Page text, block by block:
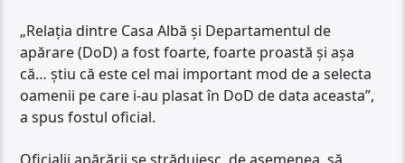
„Relația dintre Casa Albă și Departamentul de
apărare (DoD) a fost foarte, foarte proastă și așa
că… știu că este cel mai important mod de a selecta
oamenii pe care i-au plasat în DoD de data aceasta”,
a spus fostul oficial.
Oficialii apărării se străduiesc, de asemenea, să